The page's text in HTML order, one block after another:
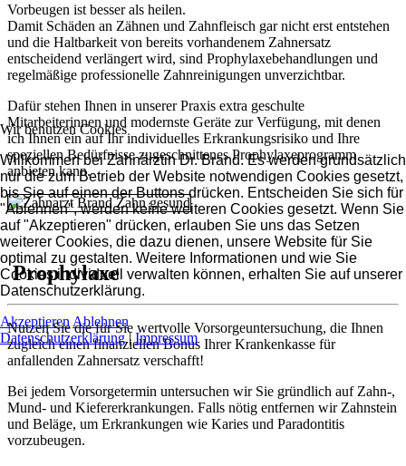
Vorbeugen ist besser als heilen.
Damit Schäden an Zähnen und Zahnfleisch gar nicht erst entstehen
und die Haltbar­keit von bereits vorhandenem Zahnersatz
entscheidend verlängert wird, sind Prophylaxebehandlungen und
regelmäßige professionelle Zahnreinigungen unverzichtbar.
Dafür stehen Ihnen in unserer Praxis extra geschulte
Mitarbeiterinnen und modernste Geräte zur Verfügung, mit denen
ich Ihnen ein auf Ihr individuelles Erkrankungsrisiko und Ihre
speziellen Bedürfnisse zugeschnittenes Prophylaxeprogramm
anbieten kann.
Prophylaxe
Nutzen Sie die für Sie wertvolle Vorsorge­untersuchung, die Ihnen
zugleich einen finanziellen Bonus Ihrer Krankenkasse für
anfallenden Zahnersatz verschafft!
Bei jedem Vorsorgetermin untersuchen wir Sie gründlich auf Zahn-,
Mund- und Kiefer­erkrankungen. Falls nötig entfernen wir Zahnstein
und Beläge, um Erkrankungen wie Karies und Paradontitis
vorzubeugen.
Wir benutzen Cookies
Willkommen bei Zahnärztin Dr. Brand. Es werden grundsätzlich
nur die zum Betrieb der Website notwendigen Cookies gesetzt,
bis Sie auf einen der Buttons drücken. Entscheiden Sie sich für
"Ablehnen", werden keine weiteren Cookies gesetzt. Wenn Sie
auf "Akzeptieren" drücken, erlauben Sie uns das Setzen
weiterer Cookies, die dazu dienen, unsere Website für Sie
optimal zu gestalten. Weitere Informationen und wie Sie
Cookies individuell verwalten können, erhalten Sie auf unserer
Datenschutzerklärung.
Akzeptieren Ablehnen
Datenschutzerklärung|Impressum